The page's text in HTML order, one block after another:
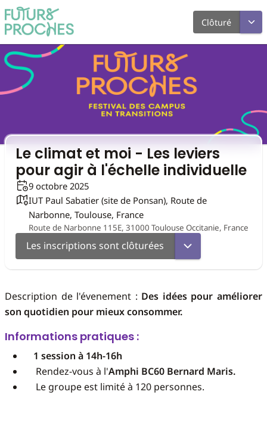
Clôturé
Le climat et moi - Les leviers
pour agir à l'échelle individuelle
9 octobre 2025
IUT Paul Sabatier (site de Ponsan), Route de
Narbonne, Toulouse, France
Route de Narbonne 115E, 31000 Toulouse Occitanie, France
Les inscriptions sont clôturées
Description de l'évenement : Des idées pour améliorer
son quotidien pour mieux consommer.
Informations pratiques :
1 session à 14h-16h
Rendez-vous à l'Amphi BC60 Bernard Maris.
Le groupe est limité à 120 personnes.